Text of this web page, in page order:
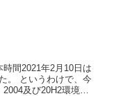
間2021年2月10日は
。 というわけで、今
及び20H2環境